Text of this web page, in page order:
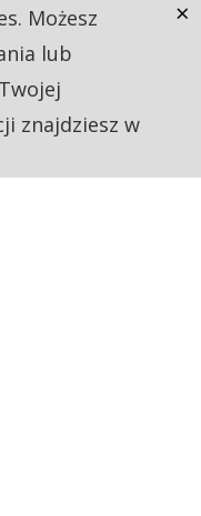
Możesz
lub
znajdziesz w
×